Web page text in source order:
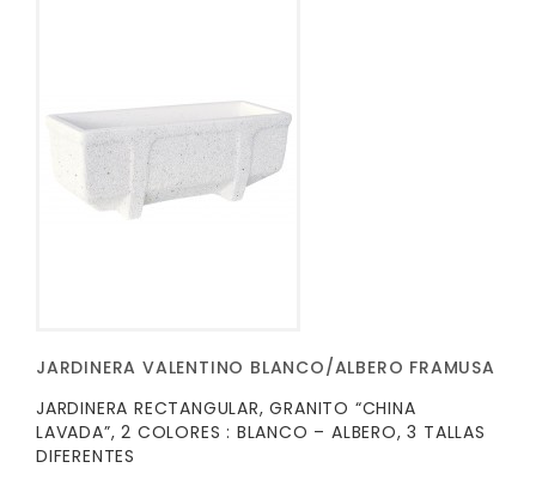
JARDINERA VALENTINO BLANCO/ALBERO FRAMUSA
JARDINERA RECTANGULAR, GRANITO “CHINA
LAVADA”, 2 COLORES : BLANCO – ALBERO, 3 TALLAS
DIFERENTES